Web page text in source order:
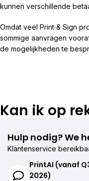
kunnen verschillende
Omdat veel Print & Sign
sommige aanvragen
de mogelijkheden te
Kan ik op
Hulp nodig? We
Klantenservice
PrintAI (vanaf
2026)